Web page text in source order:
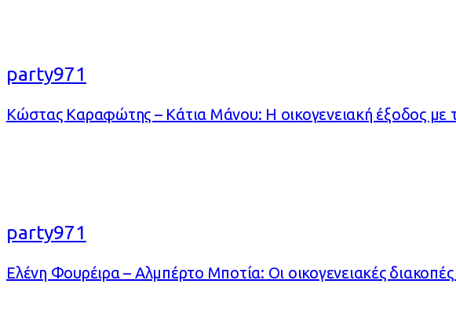
party971
Κώστας Καραφώτης – Κάτια Μάνου: Η οικογενειακή έξοδος με
party971
Ελένη Φουρέιρα – Αλμπέρτο Μποτία: Οι οικογενειακές